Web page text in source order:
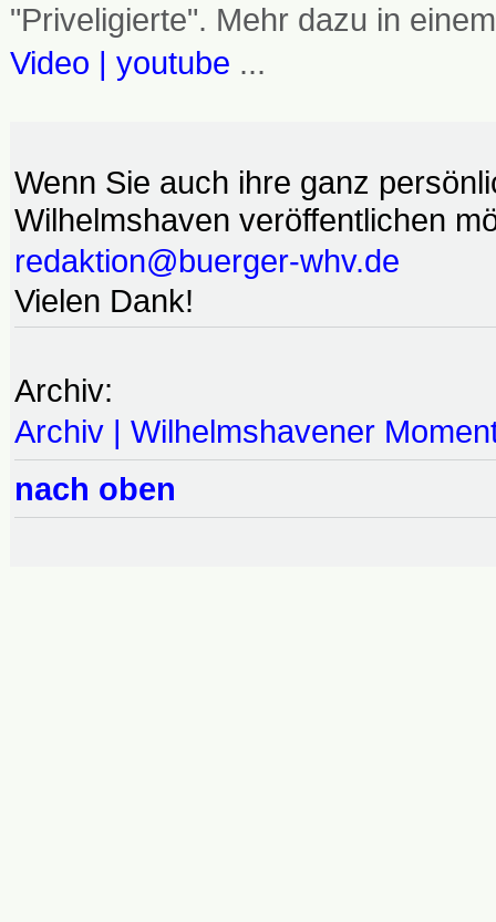
"Priveligierte". Mehr dazu in
Video | youtube ...
Wenn Sie auch ihre ganz
Wilhelmshaven veröffentlichen
redaktion@buerger-whv.de
Vielen Dank!
Archiv:
Archiv | Wilhelmshavener
nach oben